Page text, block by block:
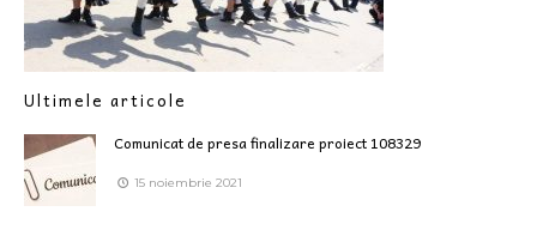
Ultimele articole
Comunicat de presa finalizare proiect 108329
15 noiembrie 2021